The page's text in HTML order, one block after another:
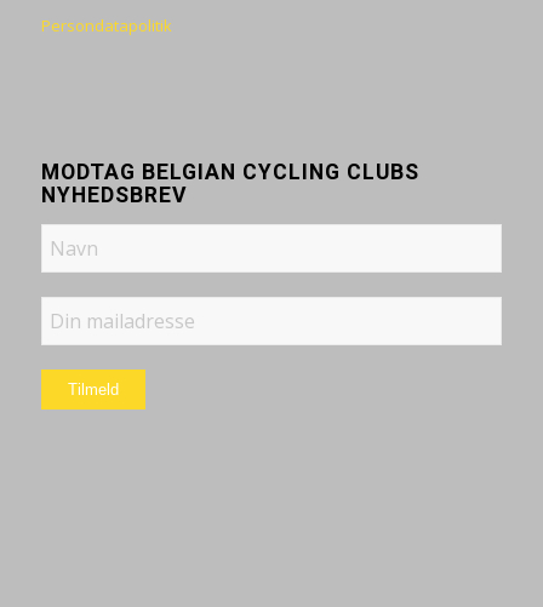
Persondatapolitik
MODTAG BELGIAN CYCLING CLUBS
NYHEDSBREV